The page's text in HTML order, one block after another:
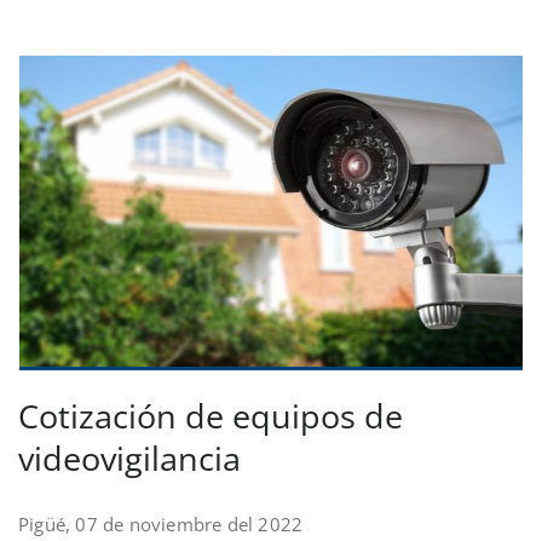
Cotización de equipos de
videovigilancia
Pigüé, 07 de noviembre del 2022